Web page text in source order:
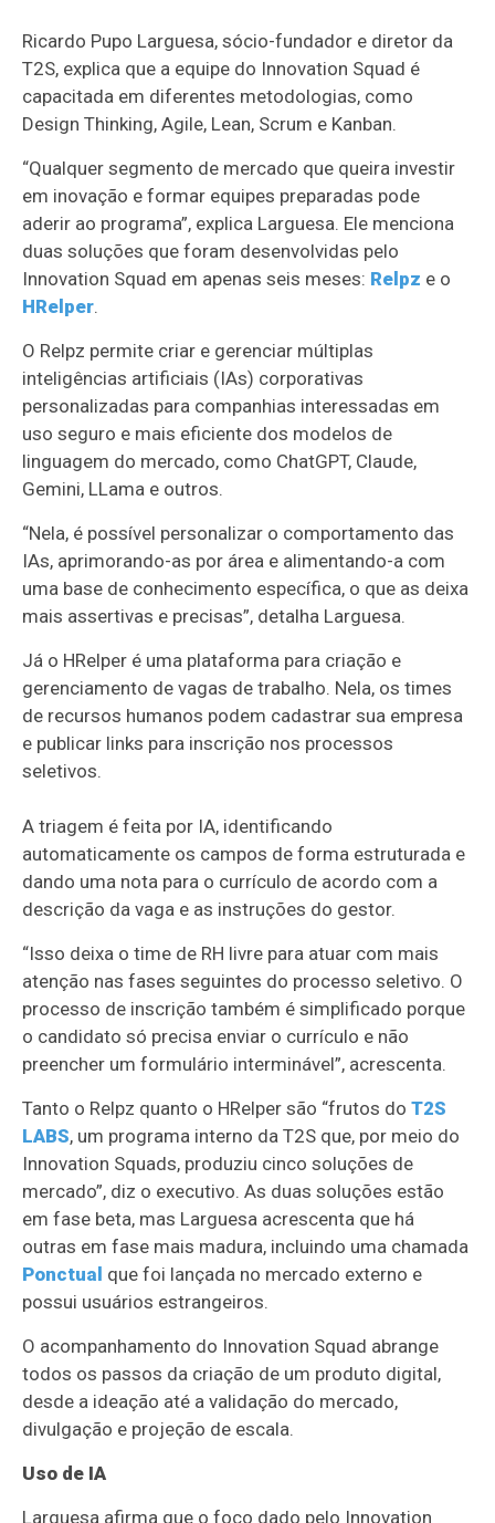
Ricardo Pupo Larguesa, sócio-fundador e diretor da
T2S, explica que a equipe do Innovation Squad é
capacitada em diferentes metodologias, como
Design Thinking, Agile, Lean, Scrum e Kanban.
“Qualquer segmento de mercado que queira investir
em inovação e formar equipes preparadas pode
aderir ao programa”, explica Larguesa. Ele menciona
duas soluções que foram desenvolvidas pelo
Innovation Squad em apenas seis meses: Relpz e o
HRelper.
O Relpz permite criar e gerenciar múltiplas
inteligências artificiais (IAs) corporativas
personalizadas para companhias interessadas em
uso seguro e mais eficiente dos modelos de
linguagem do mercado, como ChatGPT, Claude,
Gemini, LLama e outros.
“Nela, é possível personalizar o comportamento das
IAs, aprimorando-as por área e alimentando-a com
uma base de conhecimento específica, o que as deixa
mais assertivas e precisas”, detalha Larguesa.
Já o HRelper é uma plataforma para criação e
gerenciamento de vagas de trabalho. Nela, os times
de recursos humanos podem cadastrar sua empresa
e publicar links para inscrição nos processos
seletivos.
A triagem é feita por IA, identificando
automaticamente os campos de forma estruturada e
dando uma nota para o currículo de acordo com a
descrição da vaga e as instruções do gestor.
“Isso deixa o time de RH livre para atuar com mais
atenção nas fases seguintes do processo seletivo. O
processo de inscrição também é simplificado porque
o candidato só precisa enviar o currículo e não
preencher um formulário interminável”, acrescenta.
Tanto o Relpz quanto o HRelper são “frutos doT2S
LABS, um programa interno da T2S que, por meio do
Innovation Squads, produziu cinco soluções de
mercado”, diz o executivo. As duas soluções estão
em fase beta, mas Larguesa acrescenta que há
outras em fase mais madura, incluindo uma chamada
Ponctual que foi lançada no mercado externo e
possui usuários estrangeiros.
O acompanhamento do Innovation Squad abrange
todos os passos da criação de um produto digital,
desde a ideação até a validação do mercado,
divulgação e projeção de escala.
Uso de IA
Larguesa afirma que o foco dado pelo Innovation